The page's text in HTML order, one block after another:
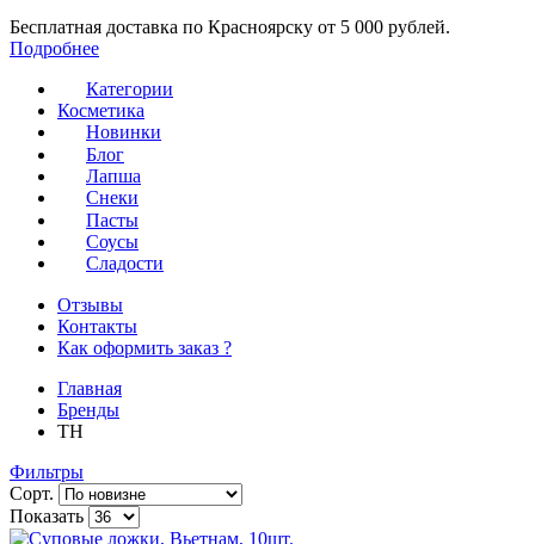
Бесплатная доставка по Красноярску от 5 000 рублей.
Подробнее
Категории
Косметика
Новинки
Блог
Лапша
Снеки
Пасты
Соусы
Сладости
Отзывы
Контакты
Как оформить заказ ?
Главная
Бренды
TH
Фильтры
Сорт.
Показать